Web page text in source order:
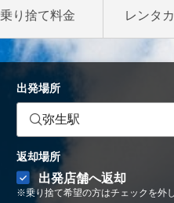
乗り捨て料金 レンタ
出発場所
弥生駅
返却場所
出発店舗へ返却
※乗り捨て希望の方はチェックを外